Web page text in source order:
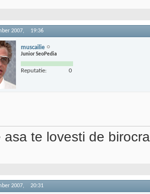
2007, 19:36
muscailie
Junior SeoPedia
Reputatie: 0
asa te lovesti de
2007, 20:31